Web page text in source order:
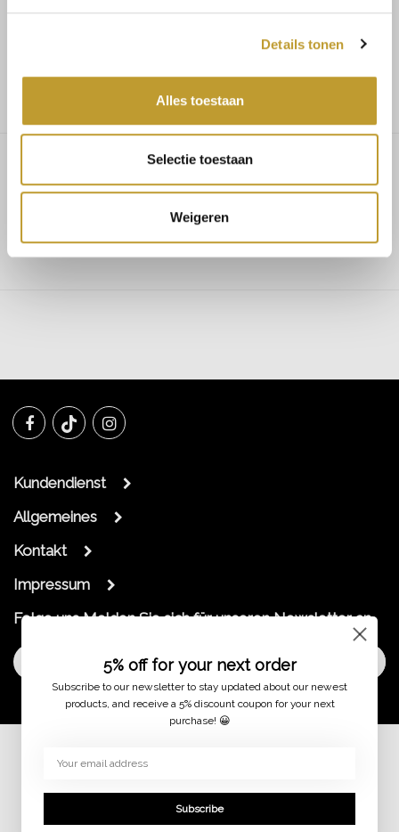
Details tonen
Alles toestaan
Selectie toestaan
Weigeren
Schnelle Lieferung
Adore lace cut out dress brown
Kundendienst
Allgemeines
Kontakt
Impressum
Folge uns Melden Sie sich für unseren Newsletter an
Melde dich an
5% off for your next order
Subscribe to our newsletter to stay updated about our newest
products, and receive a 5% discount coupon for your next
purchase! 😀
Subscribe